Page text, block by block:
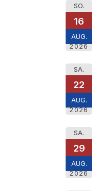
SO.
16
AUG.
2026
SA.
22
AUG.
2026
SA.
29
AUG.
2026